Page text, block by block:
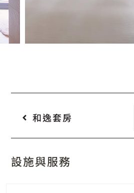
和逸套房
設施與服務